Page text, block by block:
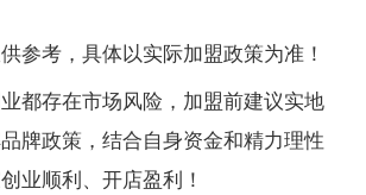
考，具体以实际加盟政策为准！
存在市场风险，加盟前建议实地
牌政策，结合自身资金和精力理性
业顺利、开店盈利！